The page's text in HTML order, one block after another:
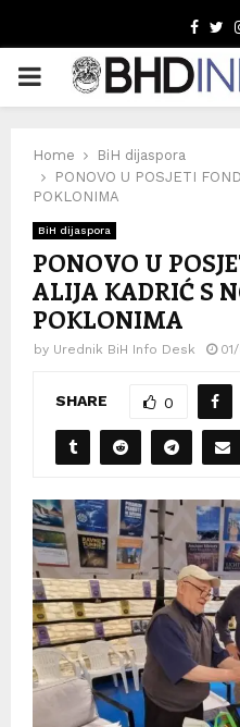
PRIMARY
Home
BiH dijaspora
PONOVO U POSJETI
POKLONIMA
BiH dijaspora
PONOVO U
ALIJA KADRIĆ S
POKLONIMA
by Urednik BiH Info Desk
SHARE 0